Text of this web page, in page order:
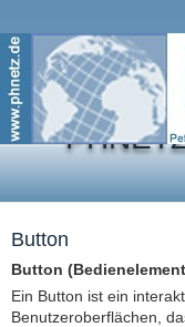
Button
Button
Ein Button ist ein
Benutzeroberflächen,